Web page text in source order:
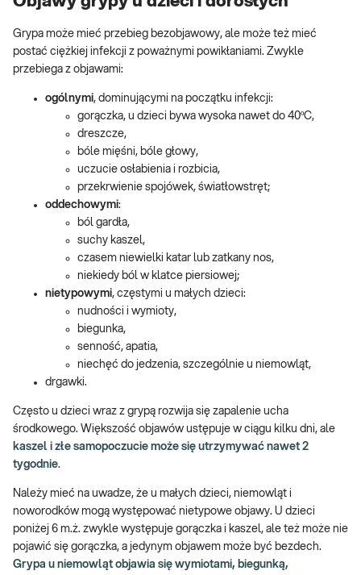
Grypa może mieć przebieg bezobjawowy, ale może też mieć
postać ciężkiej infekcji z poważnymi powikłaniami. Zwykle
przebiega z objawami:
ogólnymi, dominującymi na początku infekcji:
gorączka, u dzieci bywa wysoka nawet do 40ºC,
dreszcze,
bóle mięśni, bóle głowy,
uczucie osłabienia i rozbicia,
przekrwienie spojówek, światłowstręt;
oddechowymi:
ból gardła,
suchy kaszel,
czasem niewielki katar lub zatkany nos,
niekiedy ból w klatce piersiowej;
nietypowymi, częstymi u małych dzieci:
nudności i wymioty,
biegunka,
senność, apatia,
niechęć do jedzenia, szczególnie u niemowląt,
drgawki.
Często u dzieci wraz z grypą rozwija się zapalenie ucha
środkowego. Większość objawów ustępuje w ciągu kilku dni, ale
kaszel i złe samopoczucie może się utrzymywać nawet 2
tygodnie.
Należy mieć na uwadze, że u małych dzieci, niemowląt i
noworodków mogą występować nietypowe objawy. U dzieci
poniżej 6 m.ż. zwykle występuje gorączka i kaszel, ale też może nie
pojawić się gorączka, a jedynym objawem może być bezdech.
Grypa u niemowląt objawia się wymiotami, biegunką,